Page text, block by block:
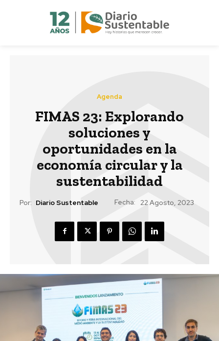
Agenda
FIMAS 23: Explorando
soluciones y
oportunidades en la
economía circular y la
sustentabilidad
Por: Diario Sustentable Fecha: 22 Agosto, 2023